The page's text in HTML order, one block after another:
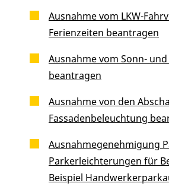
Ausnahme vom LKW-
Ferienzeiten beantragen
Ausnahme vom Sonn-
beantragen
Ausnahme von den
Fassadenbeleuchtung
Ausnahmegenehmigung
Parkerleichterungen für
Beispiel